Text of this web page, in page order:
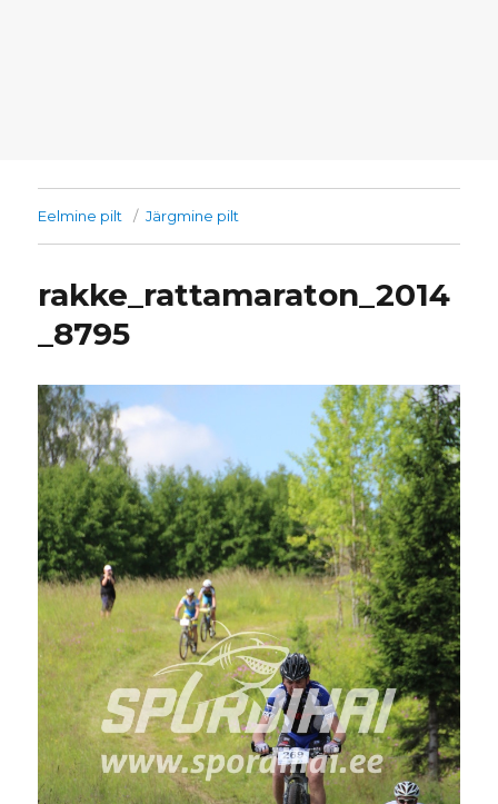
Eelmine pilt Järgmine pilt
rakke_rattamaraton_2014
_8795